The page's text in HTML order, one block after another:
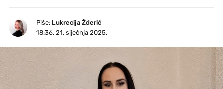
Piše: Lukrecija Žderić
18:36, 21. siječnja 2025.